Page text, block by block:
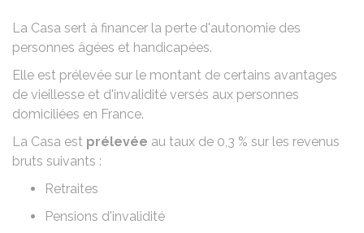
La Casa sert à financer la perte d'autonomie des
personnes âgées et handicapées.
Elle est prélevée sur le montant de certains avantages
de vieillesse et d'invalidité versés aux personnes
domiciliées en France.
La Casa est prélevée au taux de 0,3 % sur les revenus
bruts suivants :
Retraites
Pensions d'invalidité